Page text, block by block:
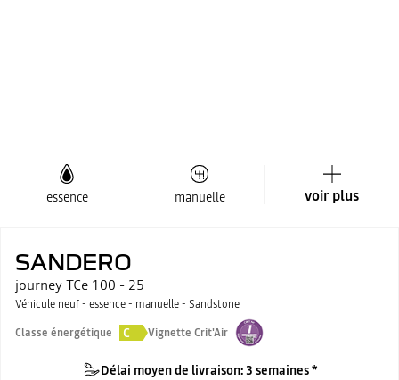
essence manuelle voir plus
SANDERO
journey TCe 100 - 25
Véhicule neuf - essence - manuelle - Sandstone
Classe énergétique
C Vignette Crit'Air
Délai moyen de livraison: 3 semaines *